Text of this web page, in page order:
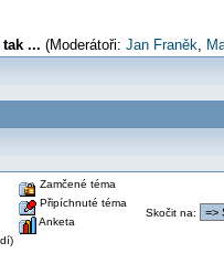
... (Moderátoři: Jan Franěk,
Zamčené téma
Připíchnuté téma
Anketa
Skočit na: